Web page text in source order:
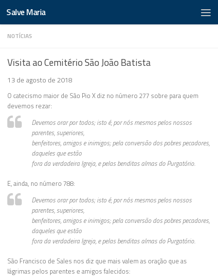
Salve Maria
NOTÍCIAS
Visita ao Cemitério São João Batista
13 de agosto de 2018
O catecismo maior de São Pio X diz no número 277 sobre para quem
devemos rezar:
Devemos orar por todos; isto é, por nós mesmos pelos nossos
parentes, superiores,
benfeitores, amigos e inimigos; pela conversão dos pobres pecadores,
daqueles que estão
fora da verdadeira Igreja, e pelas benditas almas do Purgatório.
E, ainda, no número 788:
Devemos orar por todos; isto é, por nós mesmos pelos nossos
parentes, superiores,
benfeitores, amigos e inimigos; pela conversão dos pobres pecadores,
daqueles que estão
fora da verdadeira Igreja, e pelas benditas almas do Purgatório.
São Francisco de Sales nos diz que mais valem as oração que as
lágrimas pelos parentes e amigos falecidos: